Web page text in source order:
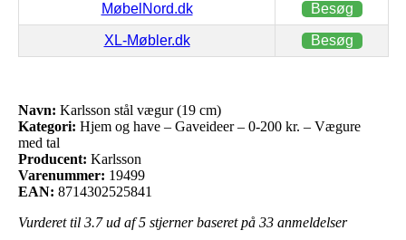
MøbelNord.dk Besøg
XL-Møbler.dk Besøg
Navn: Karlsson stål vægur (19 cm)
Kategori: Hjem og have – Gaveideer – 0-200 kr. – Vægure
med tal
Producent: Karlsson
Varenummer: 19499
EAN: 8714302525841
Vurderet til 3.7ud af 5 stjerner baseret på 33 anmeldelser